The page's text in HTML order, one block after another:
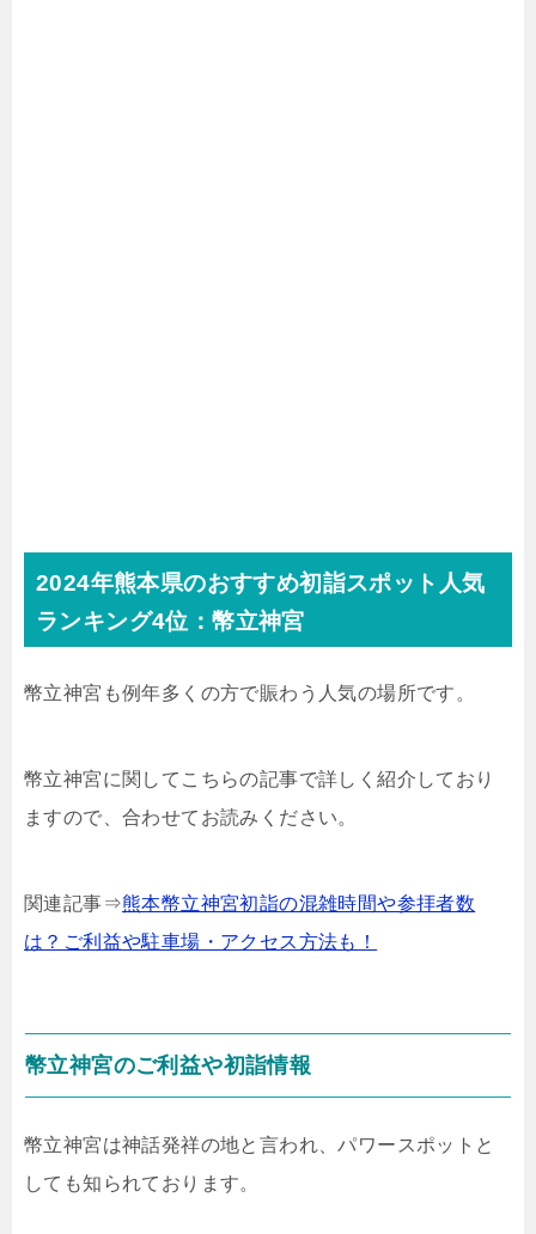
2024年熊本県のおすすめ初詣スポット人気
ランキング4位：幣立神宮
幣立神宮も例年多くの方で賑わう人気の場所です。
幣立神宮に関してこちらの記事で詳しく紹介しており
ますので、合わせてお読みください。
関連記事⇒熊本幣立神宮初詣の混雑時間や参拝者数
は？ご利益や駐車場・アクセス方法も！
幣立神宮のご利益や初詣情報
幣立神宮は神話発祥の地と言われ、パワースポットと
しても知られております。